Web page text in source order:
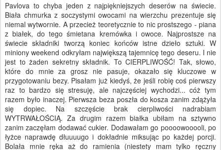
Pavlova to chyba jeden z najpiękniejszych deserów na świecie.
Biała chmurka z soczystymi owocami na wierzchu prezentuje się
niemal wytwornie. A przecież teoretycznie to nic prostszego - piana
z białek, do tego śmietana kremówka i owoce. Najprostsze na
świecie składniki tworzą koniec końców istne dzieło sztuki. W
miniony weekend odkryłam największą tajemnicę tego deseru. I nie
jest to żaden sekretny składnik. To CIERPLIWOŚĆ! Tak, słowo,
które do mnie za grosz nie pasuje, okazało się kluczowe w
przygotowaniu bezy. Pisałam już kiedyś, że jeśli robię coś pierwszy
raz to bardzo się stresuję, ale najczęściej wychodzi... cóż tym
razem było inaczej. Pierwsza beza poszła do kosza zanim zdążyła
się dopiec. Na szczęście brak cierpliwości nadrabiam
WYTRWAŁOŚCIĄ. Za drugim razem białka ubiłam na sztywno
zanim zaczęłam dodawać cukier. Dodawałam go poooowooooli, po
łyżce naprawdę dłuuuugo i dokładnie miksując po każdej porcji.
Bolała mnie ręka aż do ramienia (niestety mam tylko ręczny